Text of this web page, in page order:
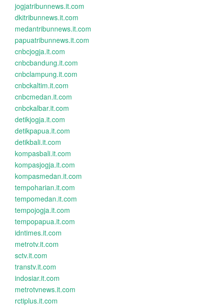
jogjatribunnews.it.com
dkitribunnews.it.com
medantribunnews.it.com
papuatribunnews.it.com
cnbcjogja.it.com
cnbcbandung.it.com
cnbclampung.it.com
cnbckaltim.it.com
cnbcmedan.it.com
cnbckalbar.it.com
detikjogja.it.com
detikpapua.it.com
detikbali.it.com
kompasbali.it.com
kompasjogja.it.com
kompasmedan.it.com
tempoharian.it.com
tempomedan.it.com
tempojogja.it.com
tempopapua.it.com
idntimes.it.com
metrotv.it.com
sctv.it.com
transtv.it.com
indosiar.it.com
metrotvnews.it.com
rctiplus.it.com